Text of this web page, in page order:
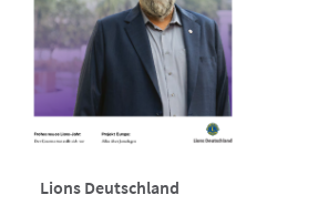
Lions Deutschland